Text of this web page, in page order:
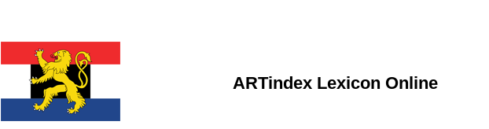
ARTindex Lexicon Online